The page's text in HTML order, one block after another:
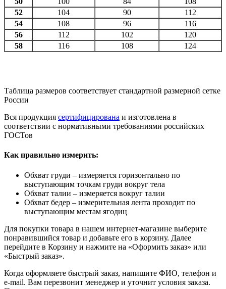
52
104 90
112
54
108 96
116
56
112 102
120
58
116 108 124
Таблица размеров соответствует стандартной размерной сетке
России
Вся продукция сертифицирована и изготовлена в
соответствии с нормативными требованиями российских
ГОСТов
Как правильно измерить:
Обхват груди – измеряется горизонтально по
выступающим точкам груди вокруг тела
Обхват талии – измеряется вокруг талии
Обхват бедер – измерительная лента проходит по
выступающим местам ягодиц
Для покупки товара в нашем интернет-магазине выберите
понравившийся товар и добавьте его в корзину. Далее
перейдите в Корзину и нажмите на «Оформить заказ» или
«Быстрый заказ».
Когда оформляете быстрый заказ, напишите ФИО, телефон и
e-mail. Вам перезвонит менеджер и уточнит условия заказа.